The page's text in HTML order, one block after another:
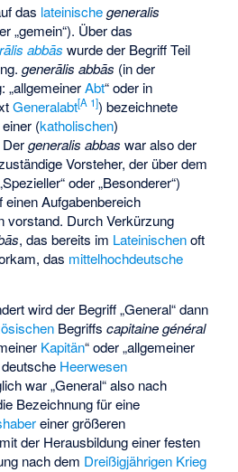
das lateinische generalis
„gemein“). Über das
abbās wurde der Begriff Teil
generālis abbās (in der
„allgemeinerAbt“ oder in
Generalabt[A 1]) bezeichnete
(katholischen)
Dergeneralis abbas war also der
Vorsteher, der über dem
oder „Besonderer“)
Aufgabenbereich
vorstand. Durch Verkürzung
, das bereits im Lateinischenoft
das mittelhochdeutsche
wird der Begriff „General“ dann
Begriffscapitaine général
Kapitän“ oder „allgemeiner
Heerwesen
war „General“ also nach
Bezeichnung für eine
einer größeren
der Herausbildung einer festen
nach dem Dreißigjährigen Krieg